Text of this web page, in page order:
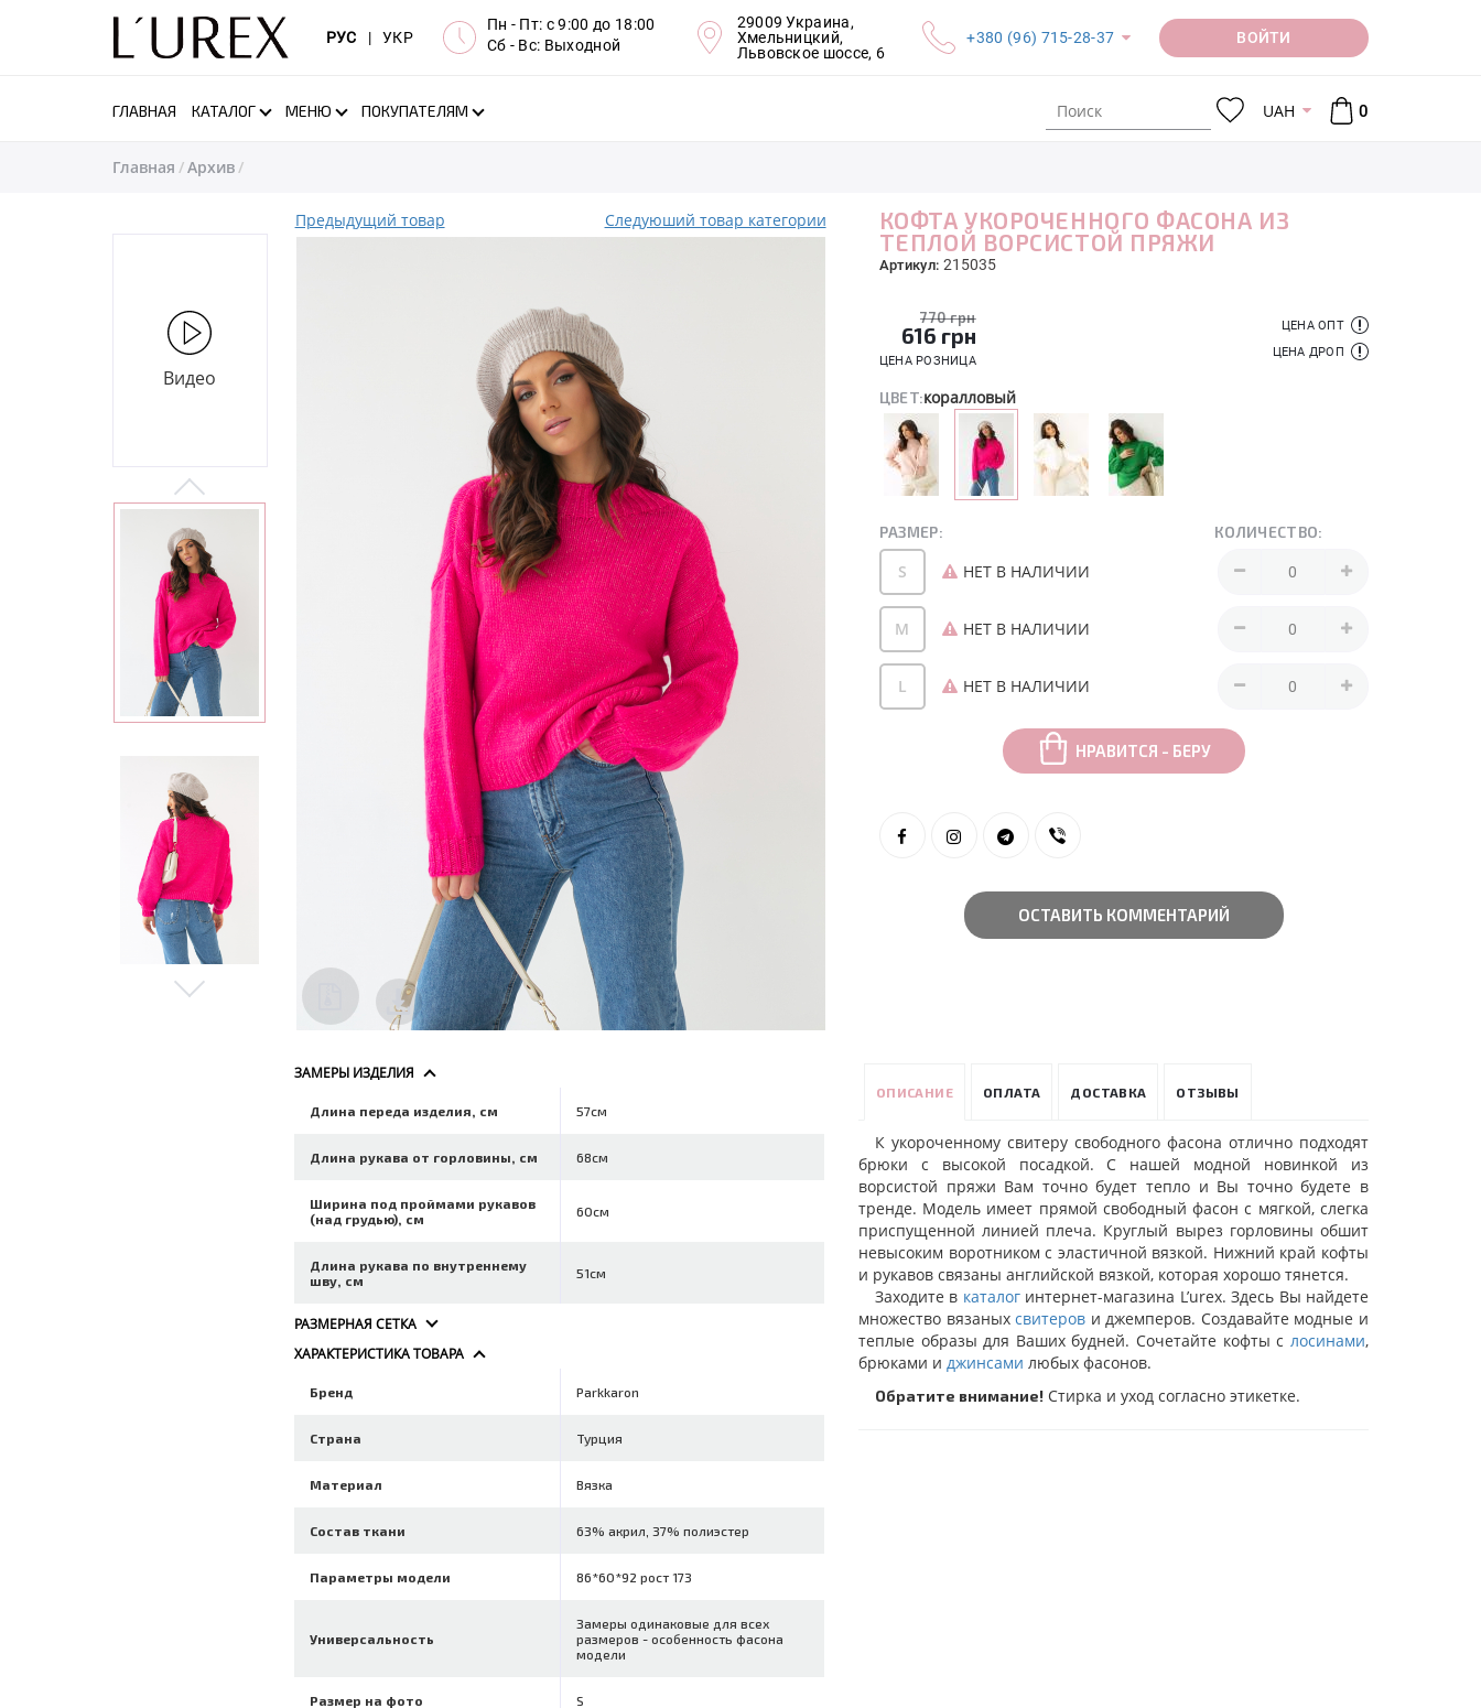
РУС | УКР
Пн - Пт: с 9:00 до 18:00
Сб - Вс: Выходной
29009 Украина,
Хмельницкий,
Львовское шоссе, 6
+380 (96) 715-28-37 ВОЙТИ
ГЛАВНАЯ КАТАЛОГ МЕНЮ ПОКУПАТЕЛЯМ UAH 0
Главная Архив
Видео
Предыдущий товар Следуюший товар категории
КОФТА УКОРОЧЕННОГО ФАСОНА ИЗ
ТЕПЛОЙ ВОРСИСТОЙ ПРЯЖИ
Артикул: 215035
770 грн
616 грн
ЦЕНА РОЗНИЦА
ЦЕНА ОПТ
ЦЕНА ДРОП
ЦВЕТ:коралловый
РАЗМЕР: КОЛИЧЕСТВО:
S НЕТ В НАЛИЧИИ
M НЕТ В НАЛИЧИИ
L НЕТ В НАЛИЧИИ
НРАВИТСЯ - БЕРУ
ОСТАВИТЬ КОММЕНТАРИЙ
ЗАМЕРЫ ИЗДЕЛИЯ
Длина переда изделия, см 57см
Длина рукава от горловины, см 68см
Ширина под проймами рукавов
(над грудью), см
60см
Длина рукава по внутреннему
шву, см
51см
РАЗМЕРНАЯ СЕТКА
ХАРАКТЕРИСТИКА ТОВАРА
Бренд Parkkaron
Страна Турция
Материал Вязка
Состав ткани 63% акрил, 37% полиэстер
Параметры модели 86*60*92 рост 173
Универсальность
Замеры одинаковые для всех
размеров - особенность фасона
модели
Размер на фото S
ОПИСАНИЕ ОПЛАТА ДОСТАВКА ОТЗЫВЫ
К укороченному свитеру свободного фасона отлично подходят
брюки с высокой посадкой. С нашей модной новинкой из
ворсистой пряжи Вам точно будет тепло и Вы точно будете в
тренде. Модель имеет прямой свободный фасон с мягкой, слегка
приспущенной линией плеча. Круглый вырез горловины обшит
невысоким воротником с эластичной вязкой. Нижний край кофты
и рукавов связаны английской вязкой, которая хорошо тянется.
Заходите в каталогинтернет-магазина L’urex. Здесь Вы найдете
множество вязаныхсвитеров и джемперов. Создавайте модные и
теплые образы для Ваших будней. Сочетайте кофты с лосинами,
брюками и джинсами любых фасонов.
Обратите внимание!Стирка и уход согласно этикетке.